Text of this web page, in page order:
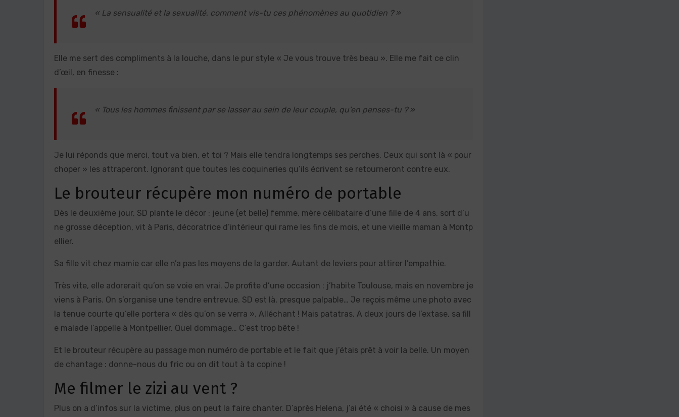
« La sensualité et la sexualité, comment vis-tu ces phénomènes au quotidien ? »
Elle me sert des compliments à la louche, dans le pur style « Je vous trouve très beau ». Elle me fait ce clin
d’œil, en finesse :
« Tous les hommes finissent par se lasser au sein de leur couple, qu’en penses-tu ? »
Je lui réponds que merci, tout va bien, et toi ? Mais elle tendra longtemps ses perches. Ceux qui sont là « pour
choper » les attraperont. Ignorant que toutes les coquineries qu’ils écrivent se retourneront contre eux.
Le brouteur récupère mon numéro de portable
Dès le deuxième jour, SD plante le décor : jeune (et belle) femme, mère célibataire d’une fille de 4 ans, sort d’u
ne grosse déception, vit à Paris, décoratrice d’intérieur qui rame les fins de mois, et une vieille maman à Montp
ellier.
Sa fille vit chez mamie car elle n’a pas les moyens de la garder. Autant de leviers pour attirer l’empathie.
Très vite, elle adorerait qu’on se voie en vrai. Je profite d’une occasion : j’habite Toulouse, mais en novembre je
viens à Paris. On s’organise une tendre entrevue. SD est là, presque palpable… Je reçois même une photo avec
la tenue courte qu’elle portera « dès qu’on se verra ». Alléchant ! Mais patatras. A deux jours de l’extase, sa fill
e malade l’appelle à Montpellier. Quel dommage… C’est trop bête !
Et le brouteur récupère au passage mon numéro de portable et le fait que j’étais prêt à voir la belle. Un moyen
de chantage : donne-nous du fric ou on dit tout à ta copine !
Me filmer le zizi au vent ?
Plus on a d’infos sur la victime, plus on peut la faire chanter. D’après Helena, j’ai été « choisi » à cause de mes